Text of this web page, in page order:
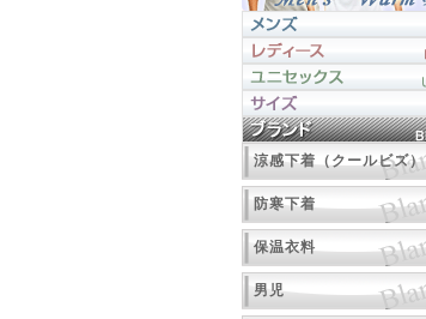
涼感下着（クールビズ）
防寒下着
保温衣料
男児